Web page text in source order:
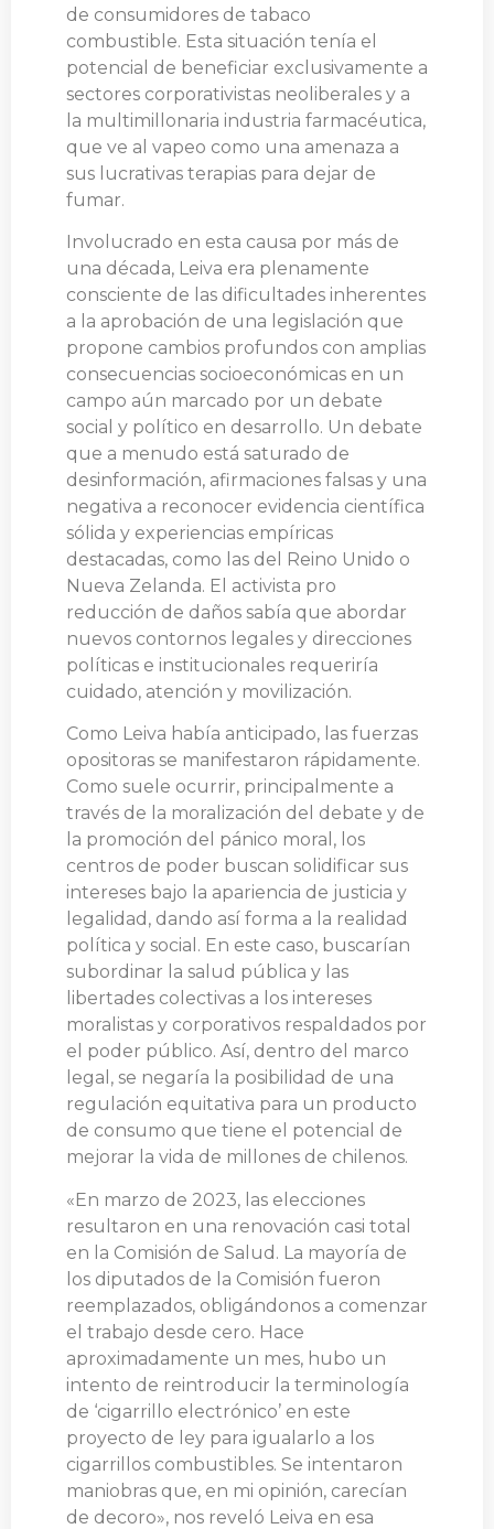
de consumidores de tabaco
combustible. Esta situación tenía el
potencial de beneficiar exclusivamente a
sectores corporativistas neoliberales y a
la multimillonaria industria farmacéutica,
que ve al vapeo como una amenaza a
sus lucrativas terapias para dejar de
fumar.
Involucrado en esta causa por más de
una década, Leiva era plenamente
consciente de las dificultades inherentes
a la aprobación de una legislación que
propone cambios profundos con amplias
consecuencias socioeconómicas en un
campo aún marcado por un debate
social y político en desarrollo. Un debate
que a menudo está saturado de
desinformación, afirmaciones falsas y una
negativa a reconocer evidencia científica
sólida y experiencias empíricas
destacadas, como las del Reino Unido o
Nueva Zelanda. El activista pro
reducción de daños sabía que abordar
nuevos contornos legales y direcciones
políticas e institucionales requeriría
cuidado, atención y movilización.
Como Leiva había anticipado, las fuerzas
opositoras se manifestaron rápidamente.
Como suele ocurrir, principalmente a
través de la moralización del debate y de
la promoción del pánico moral, los
centros de poder buscan solidificar sus
intereses bajo la apariencia de justicia y
legalidad, dando así forma a la realidad
política y social. En este caso, buscarían
subordinar la salud pública y las
libertades colectivas a los intereses
moralistas y corporativos respaldados por
el poder público. Así, dentro del marco
legal, se negaría la posibilidad de una
regulación equitativa para un producto
de consumo que tiene el potencial de
mejorar la vida de millones de chilenos.
«En marzo de 2023, las elecciones
resultaron en una renovación casi total
en la Comisión de Salud. La mayoría de
los diputados de la Comisión fueron
reemplazados, obligándonos a comenzar
el trabajo desde cero. Hace
aproximadamente un mes, hubo un
intento de reintroducir la terminología
de ‘cigarrillo electrónico’ en este
proyecto de ley para igualarlo a los
cigarrillos combustibles. Se intentaron
maniobras que, en mi opinión, carecían
de decoro», nos reveló Leiva en esa